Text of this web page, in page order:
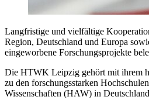
Langfristige und vielfältige
Region, Deutschland und Europa
eingeworbene Forschungsprojekte
Die HTWK Leipzig gehört mit ihrem
zu den forschungsstarken
Wissenschaften (HAW) in